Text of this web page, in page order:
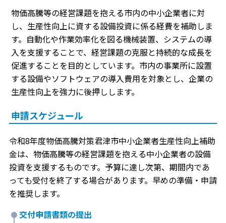
物価高騰等の経営課題を抱える市内の中小企業者に対
し、生産性向上に資する設備投資に係る経費を補助しま
す。自動化や作業効率化を図る機械装置、システムの導
入を支援することで、経営課題の克服と持続的な成長を
促進することを目的としています。市内の事業所に設置
する設備やソフトウェアの導入費用を対象とし、企業の
生産性向上を強力に後押しします。
申請スケジュール
令和8年度物価高騰対策君津市中小企業者生産性向上補助
金は、物価高騰等の経営課題を抱える中小企業者の設備
投資を支援するものです。予算に達し次第、期間内であ
っても受付を終了する場合があります。早めの準備・申請
を推奨します。
交付申請書類の提出